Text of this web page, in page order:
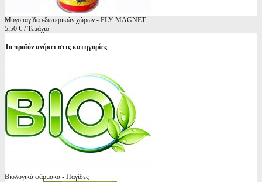
Μυγοπαγίδα εξωτερικών χώρων - FLY MAGNET
5,50 € / Τεμάχιο
Το προϊόν ανήκει στις κατηγορίες
Βιολογικά φάρμακα - Παγίδες